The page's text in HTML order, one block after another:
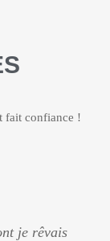
fait confiance !
je rêvais